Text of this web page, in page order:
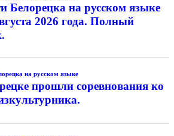
Белорецка на русском языке
2026 года. Полный
на русском языке
прошли соревнования ко